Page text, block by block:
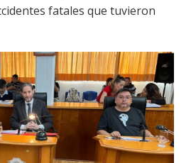
fatales que tuvieron